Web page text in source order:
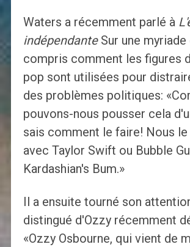
Waters a récemment parlé à
indépendanteSur une myriade
compris comment les figures
pop sont utilisées pour
des problèmes politiques:
pouvons-nous pousser cela
sais comment le faire! Nous
avec Taylor Swift ou Bubble
Kardashian's Bum.»
Il a ensuite tourné son
distingué d'Ozzy récemment
«Ozzy Osbourne, qui vient de